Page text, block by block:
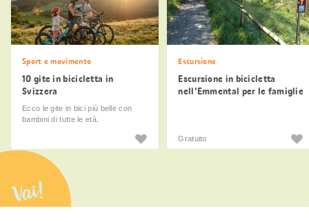
Sport e movimento
10 gite in bicicletta in
Svizzera
Ecco le gite in bici più belle con
bambini di tutte le età.
Escursione
Escursione in bicicletta
nell'Emmental per le famiglie
Gratuito
Vai!